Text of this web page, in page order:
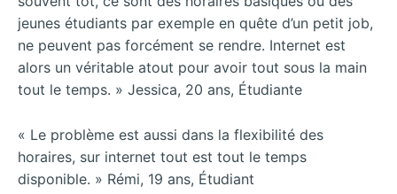
jeunes étudiants par exemple en quête d’un petit job,
ne peuvent pas forcément se rendre. Internet est
alors un véritable atout pour avoir tout sous la main
tout le temps. » Jessica, 20 ans, Étudiante
« Le problème est aussi dans la flexibilité des
horaires, sur internet tout est tout le temps
disponible. » Rémi, 19 ans, Étudiant